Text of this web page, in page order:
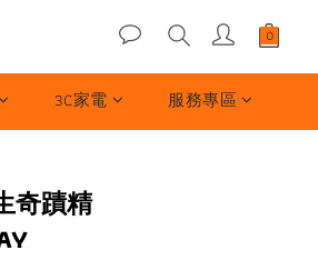
3C家電 服務專區
奇蹟精